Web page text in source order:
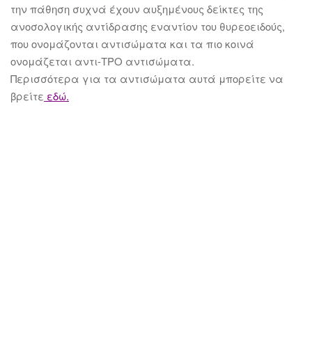
την πάθηση συχνά έχουν αυξημένους δείκτες της
ανοσολογικής αντίδρασης εναντίον του θυρεοειδούς,
που ονομάζονται αντισώματα και τα πιο κοινά
ονομάζεται αντι-TPO αντισώματα.
Περισσότερα για τα αντισώματα αυτά μπορείτε να
βρείτε εδώ.